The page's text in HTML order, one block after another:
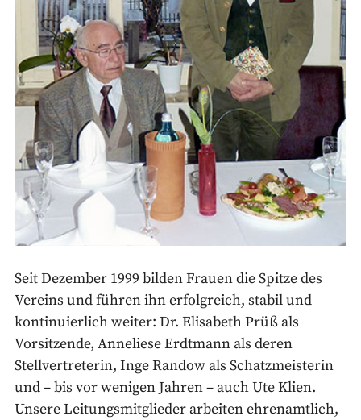
Seit Dezember 1999 bilden Frauen die Spitze des
Vereins und führen ihn erfolgreich, stabil und
kontinuierlich weiter: Dr. Elisabeth Prüß als
Vorsitzende, Anneliese Erdtmann als deren
Stellvertreterin, Inge Randow als Schatzmeisterin
und – bis vor wenigen Jahren – auch Ute Klien.
Unsere Leitungsmitglieder arbeiten ehrenamtlich,